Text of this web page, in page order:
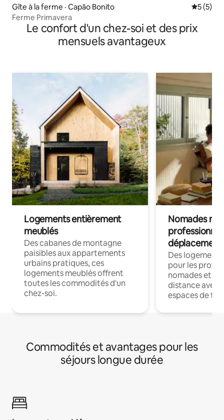
Gîte à la ferme · Capão Bonito Note
5 (5)
Ferme Primavera
Le confort d'un chez-soi et des prix
mensuels avantageux
Logements entièrement
meublés
Des cabanes de montagne
paisibles aux appartements
urbains pratiques, ces
logements meublés offrent
toutes les commodités d'un
chez-soi.
Nomades
déplacement
Des
pour les
nomades et
distance avec
espaces de
Commodités et avantages pour les
séjours longue durée